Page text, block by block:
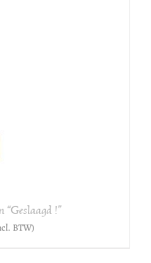
“Geslaagd !”
BTW)